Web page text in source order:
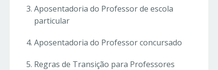
Aposentadoria do Professor de escola
particular
Aposentadoria do Professor concursado
Regras de Transição para Professores